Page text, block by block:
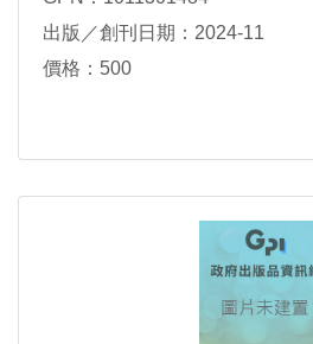
出版／創刊日期：2024-11
價格：500